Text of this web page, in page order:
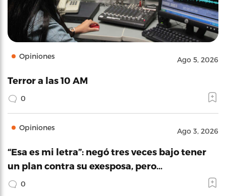
Opiniones Ago 5, 2026
Terror a las 10 AM
0
Opiniones Ago 3, 2026
“Esa es mi letra”: negó tres veces bajo tener
un plan contra su exesposa, pero…
0